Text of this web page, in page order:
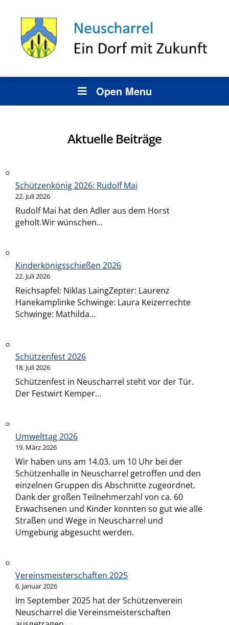
Open Menu
Aktuelle Beiträge
Schützenkönig 2026: Rudolf Mai
22. Juli 2026
Rudolf Mai hat den Adler aus dem Horst
geholt.Wir wünschen…
Kinderkönigsschießen 2026
22. Juli 2026
Reichsapfel: Niklas LaingZepter: Laurenz
Hanekamplinke Schwinge: Laura Keizerrechte
Schwinge: Mathilda…
Schützenfest 2026
18. Juli 2026
Schützenfest in Neuscharrel steht vor der Tür.
Der Festwirt Kemper…
Umwelttag 2026
19. März 2026
Wir haben uns am 14.03. um 10 Uhr bei der
Schützenhalle in Neuscharrel getroffen und den
einzelnen Gruppen dis Abschnitte zugeordnet.
Dank der großen Teilnehmerzahl von ca. 60
Erwachsenen und Kinder konnten so gut wie alle
Straßen und Wege in Neuscharrel und
Umgebung abgesucht werden.
Vereinsmeisterschaften 2025
6. Januar 2026
Im September 2025 hat der Schützenverein
Neuscharrel die Vereinsmeisterschaften